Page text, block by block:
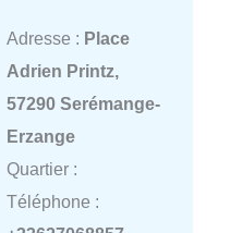
Adresse : Place
Adrien Printz,
57290 Serémange-
Erzange
Quartier :
Téléphone :